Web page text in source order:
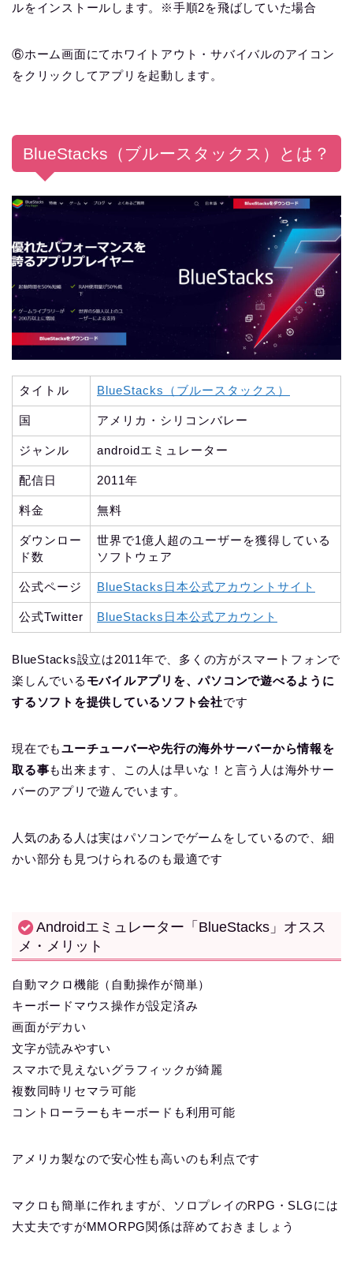
ルをインストールします。※手順2を飛ばしていた場合
⑥ホーム画面にてホワイトアウト・サバイバルのアイコン
をクリックしてアプリを起動します。
BlueStacks（ブルースタックス）とは？
タイトル BlueStacks（ブルースタックス）
国 アメリカ・シリコンバレー
ジャンル androidエミュレーター
配信日 2011年
料金 無料
ダウンロー
ド数
世界で1億人超のユーザーを獲得している
ソフトウェア
公式ページ BlueStacks日本公式アカウントサイト
公式Twitter BlueStacks日本公式アカウント
BlueStacks設立は2011年で、多くの方がスマートフォンで
楽しんでいる モバイルアプリを、パソコンで遊べるように
するソフトを提供しているソフト会社です
現在でもユーチューバーや先行の海外サーバーから情報を
取る事も出来ます、この人は早いな！と言う人は海外サー
バーのアプリで遊んでいます。
人気のある人は実はパソコンでゲームをしているので、細
かい部分も見つけられるのも最適です
Androidエミュレーター「BlueStacks」オスス
メ・メリット
自動マクロ機能（自動操作が簡単）
キーボードマウス操作が設定済み
画面がデカい
文字が読みやすい
スマホで見えないグラフィックが綺麗
複数同時リセマラ可能
コントローラーもキーボードも利用可能
アメリカ製なので安心性も高いのも利点です
マクロも簡単に作れますが、ソロプレイのRPG・SLGには
大丈夫ですがMMORPG関係は辞めておきましょう